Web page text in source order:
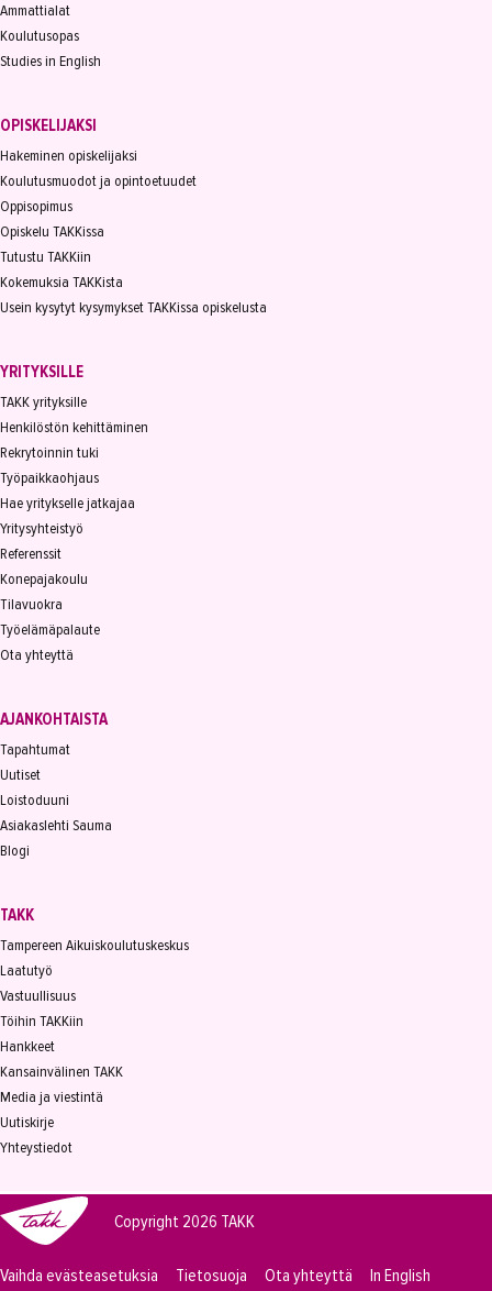
Ammattialat
Koulutusopas
Studies in English
OPISKELIJAKSI
Hakeminen opiskelijaksi
Koulutusmuodot ja opintoetuudet
Oppisopimus
Opiskelu TAKKissa
Tutustu TAKKiin
Kokemuksia TAKKista
Usein kysytyt kysymykset TAKKissa opiskelusta
YRITYKSILLE
TAKK yrityksille
Henkilöstön kehittäminen
Rekrytoinnin tuki
Työpaikkaohjaus
Hae yritykselle jatkajaa
Yritysyhteistyö
Referenssit
Konepajakoulu
Tilavuokra
Työelämäpalaute
Ota yhteyttä
AJANKOHTAISTA
Tapahtumat
Uutiset
Loistoduuni
Asiakaslehti Sauma
Blogi
TAKK
Tampereen Aikuiskoulutuskeskus
Laatutyö
Vastuullisuus
Töihin TAKKiin
Hankkeet
Kansainvälinen TAKK
Media ja viestintä
Uutiskirje
Yhteystiedot
Copyright 2026 TAKK
Vaihda evästeasetuksia Tietosuoja Ota yhteyttä In English